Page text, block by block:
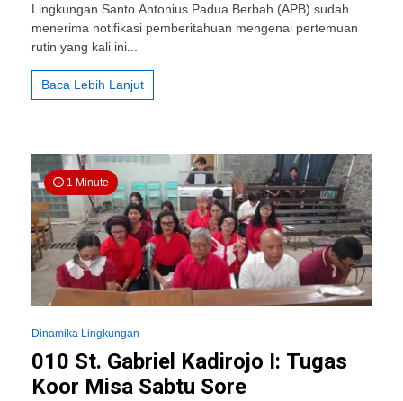
Padua
Berbah:
2026
Lingkungan Santo Antonius Padua Berbah (APB) sudah
menerima notifikasi pemberitahuan mengenai pertemuan
rutin yang kali ini...
Baca Lebih Lanjut
1 Minute
Dinamika Lingkungan
010 St. Gabriel Kadirojo I: Tugas
Koor Misa Sabtu Sore